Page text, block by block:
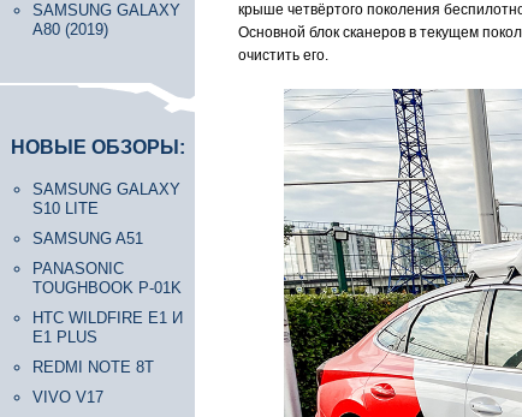
SAMSUNG GALAXY
A80 (2019)
НОВЫЕ ОБЗОРЫ:
SAMSUNG GALAXY
S10 LITE
SAMSUNG A51
PANASONIC
TOUGHBOOK P-01K
HTC WILDFIRE E1 И
E1 PLUS
REDMI NOTE 8T
VIVO V17
крыше четвёртого поколения
Основной блок сканеров в текущем
очистить его.